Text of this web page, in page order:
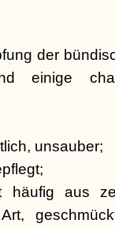
der
einige
unsauber;
häufig aus